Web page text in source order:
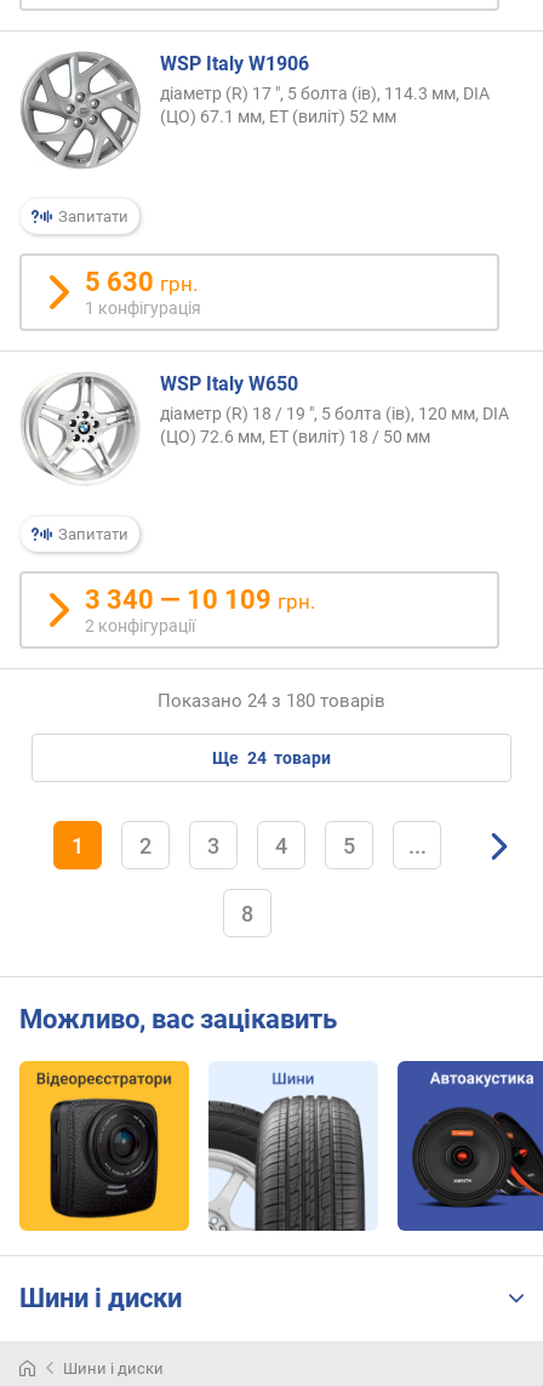
Запитати
WSP Italy W1906
діаметр (R) 17 ", 5 болта (ів), 114.3 мм, DIA
(ЦО) 67.1 мм, ET (виліт) 52 мм
5 630 грн.
1 конфігурація
Запитати
WSP Italy W650
діаметр (R) 18 / 19 ", 5 болта (ів), 120 мм, DIA
(ЦО) 72.6 мм, ET (виліт) 18 / 50 мм
3 340 — 10 109 грн.
2 конфігурації
Показано 24 з 180 товарів
ще 24 товари
1 2 3 4 5 ...
8
Можливо, вас зацікавить
Шини і диски
Шини і диски